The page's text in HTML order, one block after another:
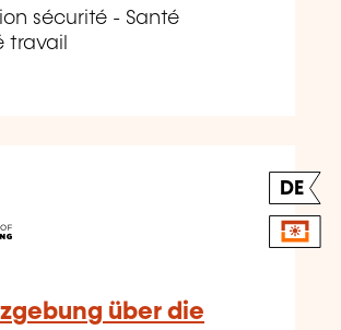
sécurité - Santé
travail
DE
über die